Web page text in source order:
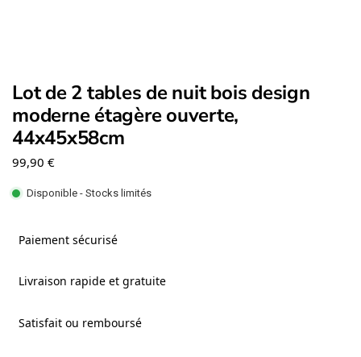
Lot de 2 tables de nuit bois design
moderne étagère ouverte,
44x45x58cm
99,90 €
Disponible - Stocks limités
Paiement sécurisé
Livraison rapide et gratuite
Satisfait ou remboursé